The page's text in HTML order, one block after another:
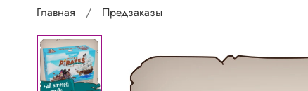
Главная
Предзаказы